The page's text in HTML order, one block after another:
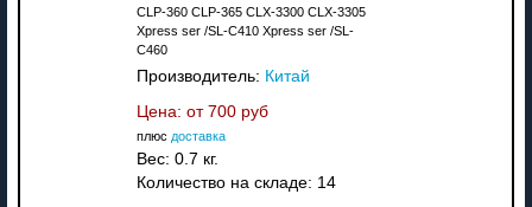
CLP-360 CLP-365 CLX-3300 CLX-3305
Xpress ser /SL-C410 Xpress ser /SL-
C460
Производитель: Китай
Цена: от 700 руб
плюс доставка
Вес: 0.7 кг.
Количество на складе: 14